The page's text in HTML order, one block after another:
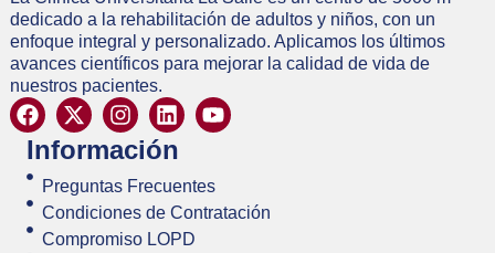
dedicado a la rehabilitación de adultos y niños, con un
enfoque integral y personalizado. Aplicamos los últimos
avances científicos para mejorar la calidad de vida de
nuestros pacientes.
Información
Preguntas Frecuentes
Condiciones de Contratación
Compromiso LOPD